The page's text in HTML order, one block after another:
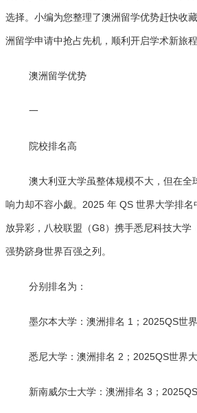
选择。小编为您整理了澳洲留学优势赶快收
洲留学申请中抢占先机，顺利开启学术新旅程
澳洲留学优势
一
院校排名高
澳大利亚大学虽整体规模不大，但在全
响力却不容小觑。2025 年 QS 世界大学排
放异彩，八校联盟（G8）携手悉尼科技大学
强势跻身世界百强之列。
分别排名为：
墨尔本大学：澳洲排名 1；2025QS世
悉尼大学：澳洲排名 2；2025QS世界
新南威尔士大学：澳洲排名 3；